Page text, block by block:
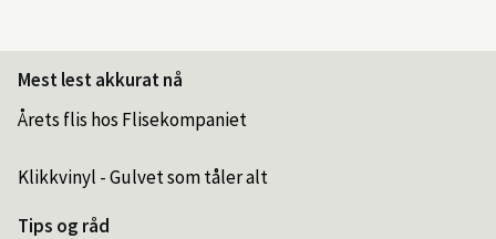
Mest lest akkurat nå
Årets flis hos Flisekompaniet
Klikkvinyl - Gulvet som tåler alt
Tips og råd